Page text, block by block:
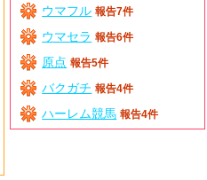
ウマフル 報告7件
ウマセラ 報告6件
原点 報告5件
バクガチ 報告4件
ハーレム競馬 報告4件